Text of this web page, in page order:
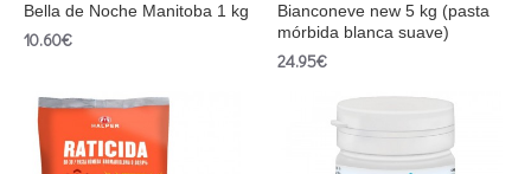
Bella de Noche Manitoba 1 kg
10.60€
Bianconeve new 5 kg (pasta
mórbida blanca suave)
24.95€